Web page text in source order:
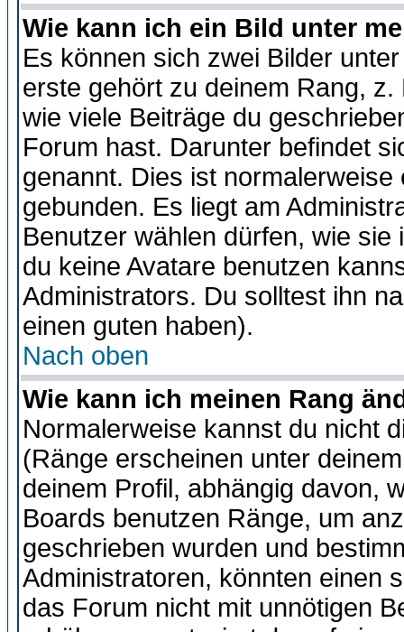
Wie kann ich ein Bild unter
Es können sich zwei Bilder
erste gehört zu deinem Rang,
wie viele Beiträge du
Forum hast. Darunter befindet
genannt. Dies ist
gebunden. Es liegt am
Benutzer wählen dürfen, wie
du keine Avatare benutzen
Administrators. Du solltest ihn
einen guten haben).
Nach oben
Wie kann ich meinen Rang
Normalerweise kannst du nicht
(Ränge erscheinen unter
deinem Profil, abhängig davon,
Boards benutzen Ränge, um
geschrieben wurden und
Administratoren, könnten einen
das Forum nicht mit unnötigen